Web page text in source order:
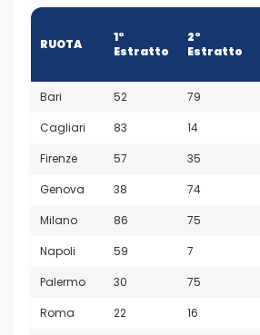
RUOTA
1°
Estratto
2°
Estratto
Bari 52 79
Cagliari
83 14
Firenze
57 35
Genova
38 74
Milano
86 75
Napoli
59 7
Palermo
30 75
Roma
22 16